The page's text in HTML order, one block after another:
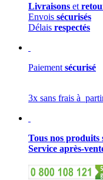
Livraisons et
Envois sécurisés
Délais respectés
Paiement sécurisé
3x sans frais à
Tous nos produits
Service après-